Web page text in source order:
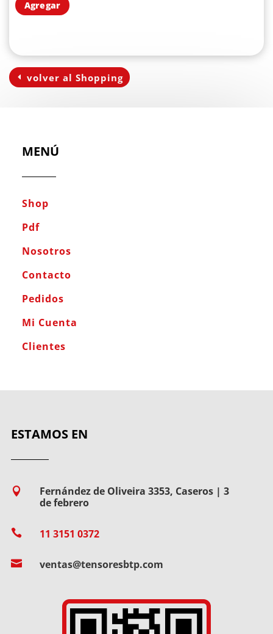
Agregar
volver al Shopping
MENÚ
Shop
Pdf
Nosotros
Contacto
Pedidos
Mi Cuenta
Clientes
ESTAMOS EN

Fernández de Oliveira 3353, Caseros | 3
de febrero
 11 3151 0372
 ventas@tensoresbtp.com